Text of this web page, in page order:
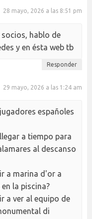
28 mayo, 2026 a las 8:51 pm
hablo de
y en ésta web tb
Responder
29 mayo, 2026 a las 1:24 am
españoles
a tiempo para
al descanso
a marina d'or a
la piscina?
a ver al equipo de
di